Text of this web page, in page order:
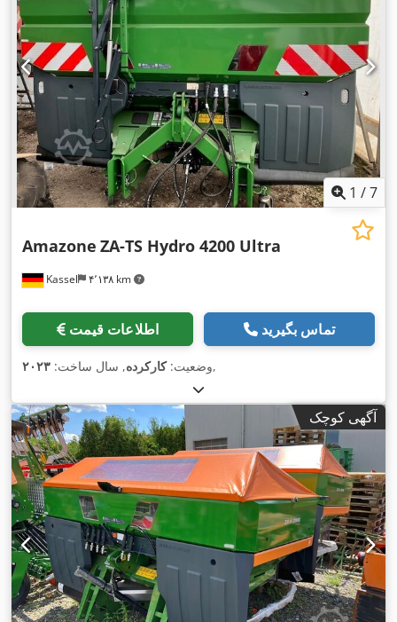
1 /7
Kassel ۴٬۱۳۸ km
Amazone ZA-TS Hydro 4200 Ultra
اطلاعات قیمت تماس بگیرید
وضعیت:کارکرده, سال ساخت: ۲۰۲۳ ,
آگهی کوچک